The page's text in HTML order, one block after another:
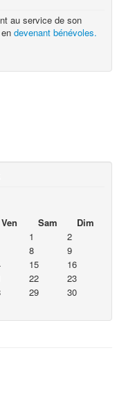
au service de son
devenant bénévoles.
Ven Sam
Dim
1
2
8
9
15
16
22
23
29
30